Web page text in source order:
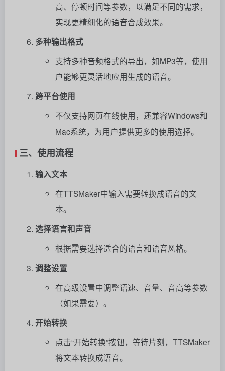
高、停顿时间等参数，以满足不同的需求，
实现更精细化的语音合成效果。
多种输出格式
支持多种音频格式的导出，如MP3等，使用
户能够更灵活地应用生成的语音。
跨平台使用
不仅支持网页在线使用，还兼容Windows和
Mac系统，为用户提供更多的使用选择。
三、使用流程
输入文本
在TTSMaker中输入需要转换成语音的文
本。
选择语言和声音
根据需要选择适合的语言和语音风格。
调整设置
在高级设置中调整语速、音量、音高等参数
（如果需要）。
开始转换
点击“开始转换”按钮，等待片刻，TTSMaker
将文本转换成语音。